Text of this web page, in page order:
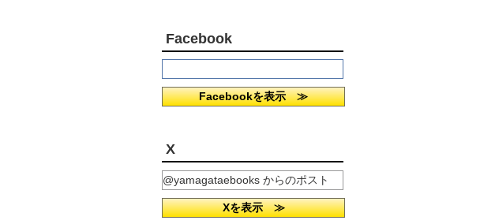
Facebook
Facebookを表示 ≫
X
@yamagataebooks からのポスト
Xを表示 ≫